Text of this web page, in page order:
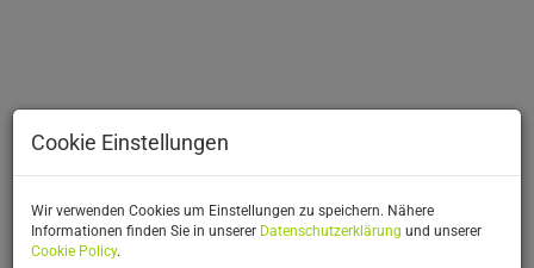
Cookie Einstellungen
Wir verwenden Cookies um Einstellungen zu speichern. Nähere
Informationen finden Sie in unserer Datenschutzerklärung und unserer
Cookie Policy.